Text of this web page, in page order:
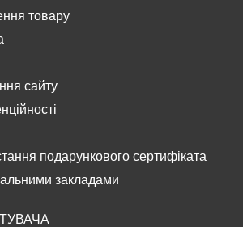
товару
сайту
подарункового сертифіката
закладами